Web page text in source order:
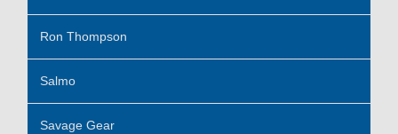
Ron Thompson
Salmo
Savage Gear